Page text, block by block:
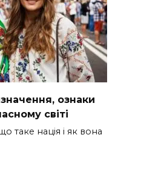
ознаки
світі
таке нація і як вона